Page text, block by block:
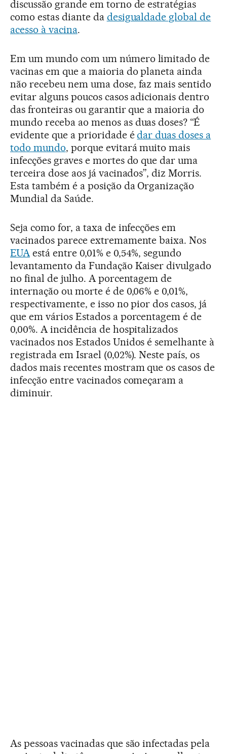
discussão grande em torno de estratégias
como estas diante da desigualdade global de
acesso à vacina.
Em um mundo com um número limitado de
vacinas em que a maioria do planeta ainda
não recebeu nem uma dose, faz mais sentido
evitar alguns poucos casos adicionais dentro
das fronteiras ou garantir que a maioria do
mundo receba ao menos as duas doses? “É
evidente que a prioridade édar duas doses a
todo mundo, porque evitará muito mais
infecções graves e mortes do que dar uma
terceira dose aos já vacinados”, diz Morris.
Esta também é a posição da Organização
Mundial da Saúde.
Seja como for, a taxa de infecções em
vacinados parece extremamente baixa. Nos
EUAestá entre 0,01% e 0,54%, segundo
levantamento da Fundação Kaiser divulgado
no final de julho. A porcentagem de
internação ou morte é de 0,06% e 0,01%,
respectivamente, e isso no pior dos casos, já
que em vários Estados a porcentagem é de
0,00%. A incidência de hospitalizados
vacinados nos Estados Unidos é semelhante à
registrada em Israel (0,02%). Neste país, os
dados mais recentes mostram que os casos de
infecção entre vacinados começaram a
diminuir.
As pessoas vacinadas que são infectadas pela